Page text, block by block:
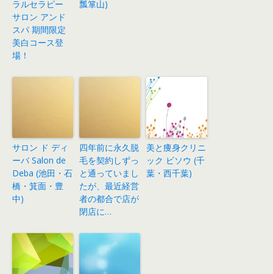
ラルセラピー
サロン アンド
スパ 期間限定
美白コース登
場！
瓢箪山)
サロン ド ディ
ーバ Salon de
Deba (池田・石
橋・箕面・豊
中)
四年前に永久脱
毛を契約しずっ
と通っていまし
たが、最近経営
者の都合で店が
閉店に…
美と痩身クリニ
ック ビソウ (千
葉・西千葉)